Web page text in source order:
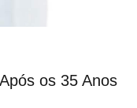
os 35 Anos